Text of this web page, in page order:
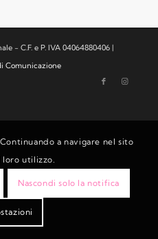
- C.F. e P. IVA 04064880406 |
Comunicazione
a navigare nel sito
utilizzo.
Nascondi solo la notifica